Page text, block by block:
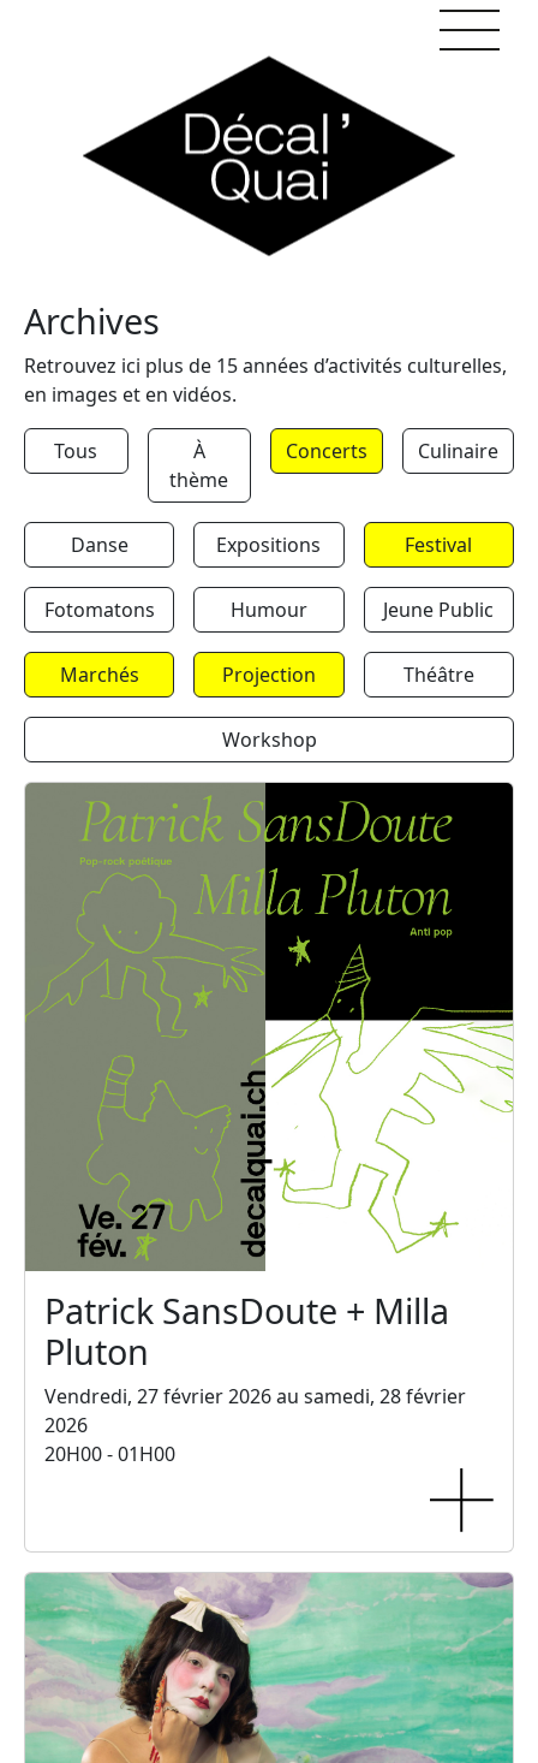
Archives
Retrouvez ici plus de 15 années d’activités culturelles,
en images et en vidéos.
Tous
À
thème
Concerts Culinaire
Danse Expositions Festival
Fotomatons Humour Jeune Public
Marchés Projection Théâtre
Workshop
Patrick SansDoute + Milla
Pluton
Vendredi, 27 février 2026 au samedi, 28 février
2026
20H00 - 01H00